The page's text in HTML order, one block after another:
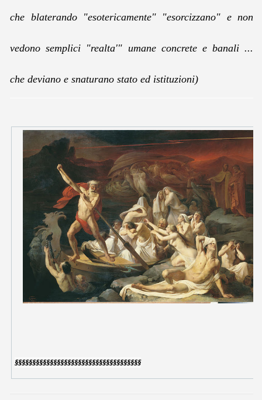
che blaterando "esotericamente" "esorcizzano" e non
vedono semplici "realta'" umane concrete e banali ...
che deviano e snaturano stato ed istituzioni)
§§§§§§§§§§§§§§§§§§§§§§§§§§§§§§§§§§§§